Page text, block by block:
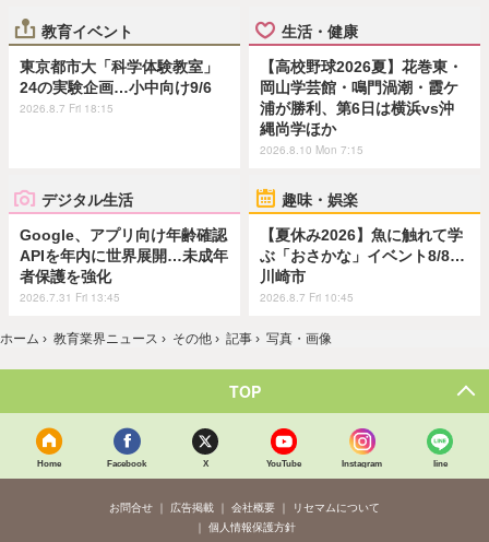
教育イベント
東京都市大「科学体験教室」
24の実験企画…小中向け9/6
2026.8.7 Fri 18:15
生活・健康
【高校野球2026夏】花巻東・
岡山学芸館・鳴門渦潮・霞ケ
浦が勝利、第6日は横浜vs沖
縄尚学ほか
2026.8.10 Mon 7:15
デジタル生活
Google、アプリ向け年齢確認
APIを年内に世界展開…未成年
者保護を強化
2026.7.31 Fri 13:45
趣味・娯楽
【夏休み2026】魚に触れて学
ぶ「おさかな」イベント8/8…
川崎市
2026.8.7 Fri 10:45
ホーム › 教育業界ニュース › その他 › 記事 › 写真・画像
TOP
Home Facebook X YouTube Instagram line
お問合せ 広告掲載 会社概要
リセマムについて
個人情報保護方針